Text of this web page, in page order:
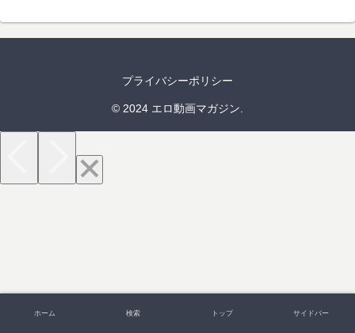
プライバシーポリシー
© 2024 エロ動画マガジン.
ホーム 検索 トップ サイドバー